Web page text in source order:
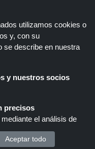
utilizamos cookies o
y, con su
se describe en nuestra
y nuestros socios
precisos
el análisis de
en un dispositivo
Aceptar todo